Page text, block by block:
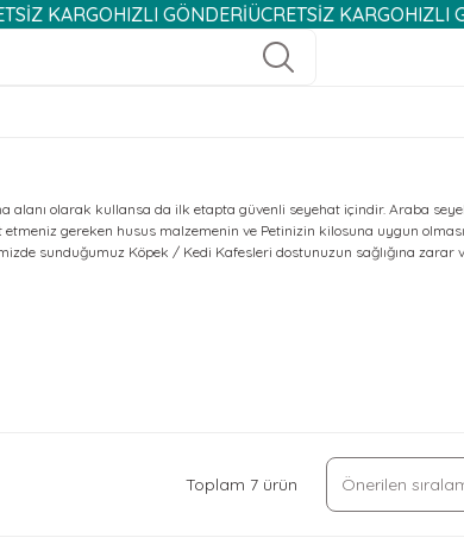
HIZLI GÖNDERİÜCRETSİZ KARGOHIZLI
olarak kullansa da ilk etapta güvenli seyehat içindir. Araba
gereken husus malzemenin ve Petinizin kilosuna uygun
sunduğumuz Köpek / Kedi Kafesleri dostunuzun sağlığına zarar
Toplam 7 ürün